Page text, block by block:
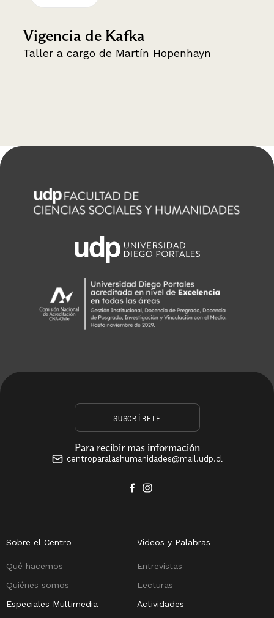
Vigencia de Kafka
Taller a cargo de Martín Hopenhayn
SUSCRÍBETE
Para recibir mas información
centroparalashumanidades@mail.udp.cl
Sobre el Centro
Qué hacemos
Quiénes somos
Videos y Palabras
Entrevistas
Lecturas
Especiales Multimedia
Actividades